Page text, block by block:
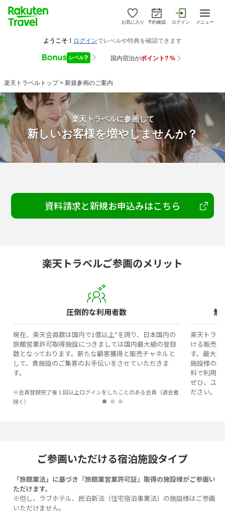
お気に入り 予約確認 ログイン メニュー
楽天トラベルトップ> 新規参画のご案内
楽天トラベルに参画して
新しいお客様を増やしませんか？
資料請求と新規お申込みはこちら
楽天トラベルご参画のメリット
圧倒的な利用者数
現在、楽天会員数は国内で1億以上*を誇り、日本国内の
旅館営業許可取得施設につきましては国内最大級の登録
数となっております。新たな顧客獲得と販売チャネルと
して、貴施設のご集客のお手伝いをさせていただきま
す。
※会員登録完了後１回以上ログインをしたことのある会員（退会者
除く）
無
楽天トラ
ける販売
す。最大
施設様の
料で利用可
ぜひ、ユ
ださい。
ご参画いただける宿泊施設タイプ
「旅館業法」に基づき『旅館業営業許可証』取得の施設様がご参画い
ただけます。
※但し、ラブホテル、民泊新法（住宅宿泊事業法）の施設様はご参画
いただけません。